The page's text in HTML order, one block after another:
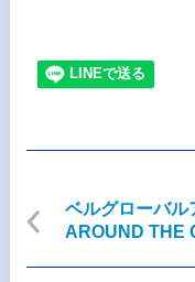
ベルグローバ
AROUND THE